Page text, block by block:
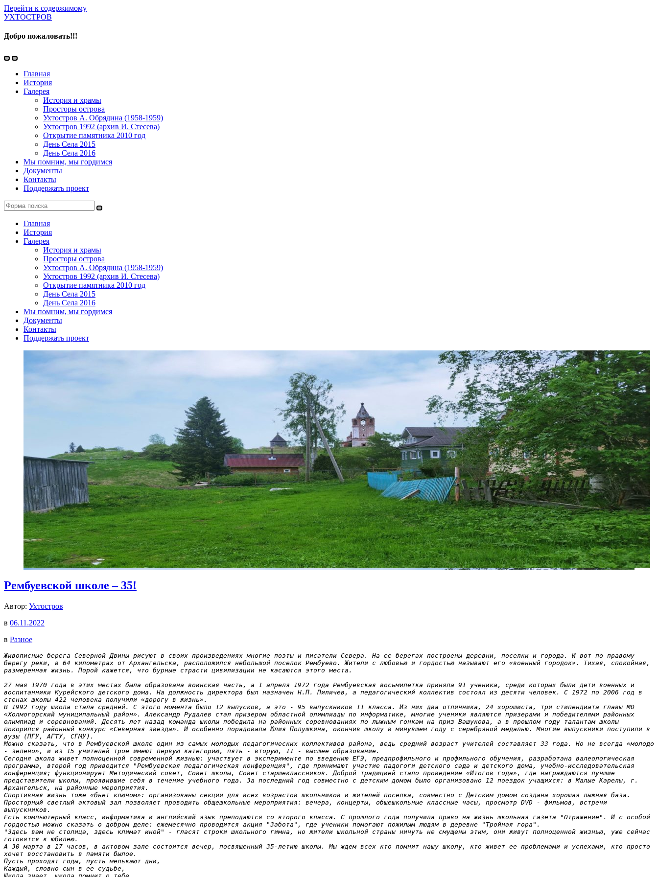
Перейти к содержимому
УХТОСТРОВ
Добро пожаловать!!!
Переключить
меню
Переключить
поиска
Главная
История
Галерея
История и храмы
Просторы острова
Ухтостров А. Обрядина (1958-1959)
Ухтостров 1992 (архив И. Стесева)
Открытие памятника 2010 год
День Села 2015
День Села 2016
Мы помним, мы гордимся
Документы
Контакты
Поддержать проект
Поиск
Главная
История
Галерея
История и храмы
Просторы острова
Ухтостров А. Обрядина (1958-1959)
Ухтостров 1992 (архив И. Стесева)
Открытие памятника 2010 год
День Села 2015
День Села 2016
Мы помним, мы гордимся
Документы
Контакты
Поддержать проект
Рембуевской школе – 35!
Автор: Ухтостров
в 06.11.2022
в Разное
Живописные берега Северной Двины рисуют в своих произведениях многие поэты и писатели Севера. На ее берегах построены деревни, поселки и города. И вот по правому
берегу реки, в 64 километрах от Архангельска, расположился небольшой поселок Рембуево. Жители с любовью и гордостью называют его «военный городок». Тихая, спокойная,
размеренная жизнь. Порой кажется, что бурные страсти цивилизации не касаются этого места.
27 мая 1970 года в этих местах была образована воинская часть, а 1 апреля 1972 года Рембуевская восьмилетка приняла 91 ученика, среди которых были дети военных и
воспитанники Курейского детского дома. На должность директора был назначен Н.П. Пиличев, а педагогический коллектив состоял из десяти человек. С 1972 по 2006 год в
стенах школы 422 человека получили «дорогу в жизнь».
В 1992 году школа стала средней. С этого момента было 12 выпусков, а это - 95 выпускников 11 класса. Из них два отличника, 24 хорошиста, три стипендиата главы МО
«Холмогорский муниципальный район». Александр Рудалев стал призером областной олимпиады по информатике, многие ученики являются призерами и победителями районных
олимпиад и соревнований. Десять лет назад команда школы победила на районных соревнованиях по лыжным гонкам на приз Вашукова, а в прошлом году талантам школы
покорился районный конкурс «Северная звезда». И особенно порадовала Юлия Полушкина, окончив школу в минувшем году с серебряной медалью. Многие выпускники поступили в
вузы (ПГУ, АГТУ, СГМУ).
Можно сказать, что в Рембуевской школе один из самых молодых педагогических коллективов района, ведь средний возраст учителей составляет 33 года. Но не всегда «молодо
- зелено», и из 15 учителей трое имеют первую категорию, пять - вторую, 11 - высшее образование.
Сегодня школа живет полноценной современной жизнью: участвует в эксперименте по введению ЕГЭ, предпрофильного и профильного обучения, разработана валеологическая
программа, второй год приводится "Рембуевская педагогическая конференция", где принимают участие падогоги детского сада и детского дома, учебно-исследовательская
конференция; функционирует Методический совет, Совет школы, Совет старшеклассников. Доброй традицией стало проведение «Итогов года», где награждаются лучшие
представители школы, проявившие себя в течение учебного года. За последний год совместно с детским домом было организовано 12 поездок учащихся: в Малые Карелы, г.
Архангельск, на районные мероприятия.
Спортивная жизнь тоже «бьет ключом»: организованы секции для всех возрастов школьников и жителей поселка, совместно с Детским домом создана хорошая лыжная база.
Просторный светлый актовый зал позволяет проводить общешкольные мероприятия: вечера, концерты, общешкольные классные часы, просмотр DVD - фильмов, встречи
выпускников.
Есть компьютерный класс, информатика и английский язык преподаются со второго класса. С прошлого года получила право на жизнь школьная газета "Отражение". И с особой
гордостью можно сказать о добром деле: ежемесячно проводится акция "Забота", где ученики помогают пожилым людям в деревне "Тройная гора".
"Здесь вам не столица, здесь климат иной" - гласят строки школьного гимна, но жители школьной страны ничуть не смущены этим, они живут полноценной жизнью, уже сейчас
готовятся к юбилею.
А 30 марта в 17 часов, в актовом зале состоится вечер, посвященный 35-летию школы. Мы ждем всех кто помнит нашу школу, кто живет ее проблемами и успехами, кто просто
хочет восстановить в памяти былое.
Пусть проходят годы, пусть мелькают дни,
Каждый, словно сын в ее судьбе,